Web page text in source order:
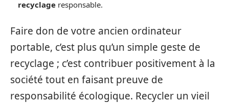
recyclage responsable.
Faire don de votre ancien ordinateur
portable, c’est plus qu’un simple geste de
recyclage ; c’est contribuer positivement à la
société tout en faisant preuve de
responsabilité écologique. Recycler un vieil